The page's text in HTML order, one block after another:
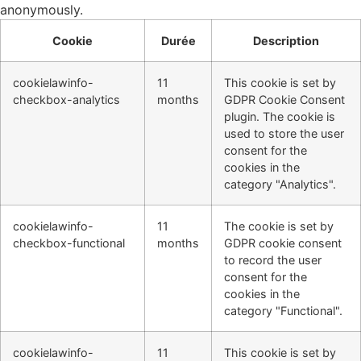
anonymously.
Cookie Durée Description
cookielawinfo-
checkbox-analytics
11
months
This cookie is set by
GDPR Cookie Consent
plugin. The cookie is
used to store the user
consent for the
cookies in the
category "Analytics".
cookielawinfo-
checkbox-functional
11
months
The cookie is set by
GDPR cookie consent
to record the user
consent for the
cookies in the
category "Functional".
cookielawinfo-
11
This cookie is set by